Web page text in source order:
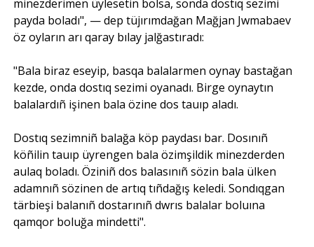
minezderimen üylesetin bolsa, sonda dostıq sezimi
payda boladı", — dep tüjırımdağan Mağjan Jwmabaev
öz oyların arı qaray bılay jalğastıradı:
"Bala biraz eseyip, basqa balalarmen oynay bastağan
kezde, onda dostıq sezimi oyanadı. Birge oynaytın
balalardıñ işinen bala özine dos tauıp aladı.
Dostıq sezimniñ balağa köp paydası bar. Dosınıñ
köñilin tauıp üyrengen bala özimşildik minezderden
aulaq boladı. Öziniñ dos balasınıñ sözin bala ülken
adamnıñ sözinen de artıq tıñdağış keledi. Sondıqgan
tärbieşi balanıñ dostarınıñ dwrıs balalar boluına
qamqor boluğa mindetti".